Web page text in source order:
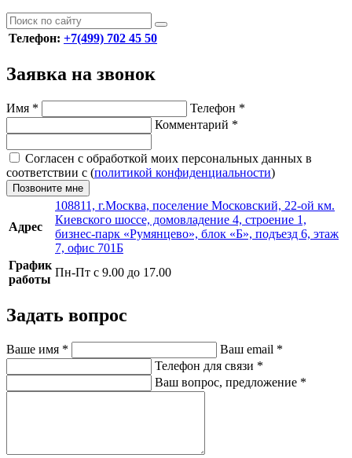
Телефон: +7(499) 702 45 50
Заявка на звонок
Имя * Телефон *
Комментарий *
Согласен с обработкой моих персональных данных в
соответствии с (политикой конфиденциальности)
Позвоните мне
Адрес
108811, г.Москва, поселение Московский, 22-ой км.
Киевского шоссе, домовладение 4, строение 1,
бизнес-парк «Румянцево», блок «Б», подъезд 6, этаж
7, офис 701Б
График
работы
Пн-Пт с 9.00 до 17.00
Задать вопрос
Ваше имя * Ваш email *
Телефон для связи *
Ваш вопрос, предложение *